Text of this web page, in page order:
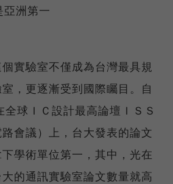
洲第一
實驗室不僅成為台灣最具規
，更逐漸受到國際矚目。自
球ＩＣ設計最高論壇ＩＳＳ
會議）上，台大發表的論文
學術單位第一，其中，光在
的通訊實驗室論文數量就高